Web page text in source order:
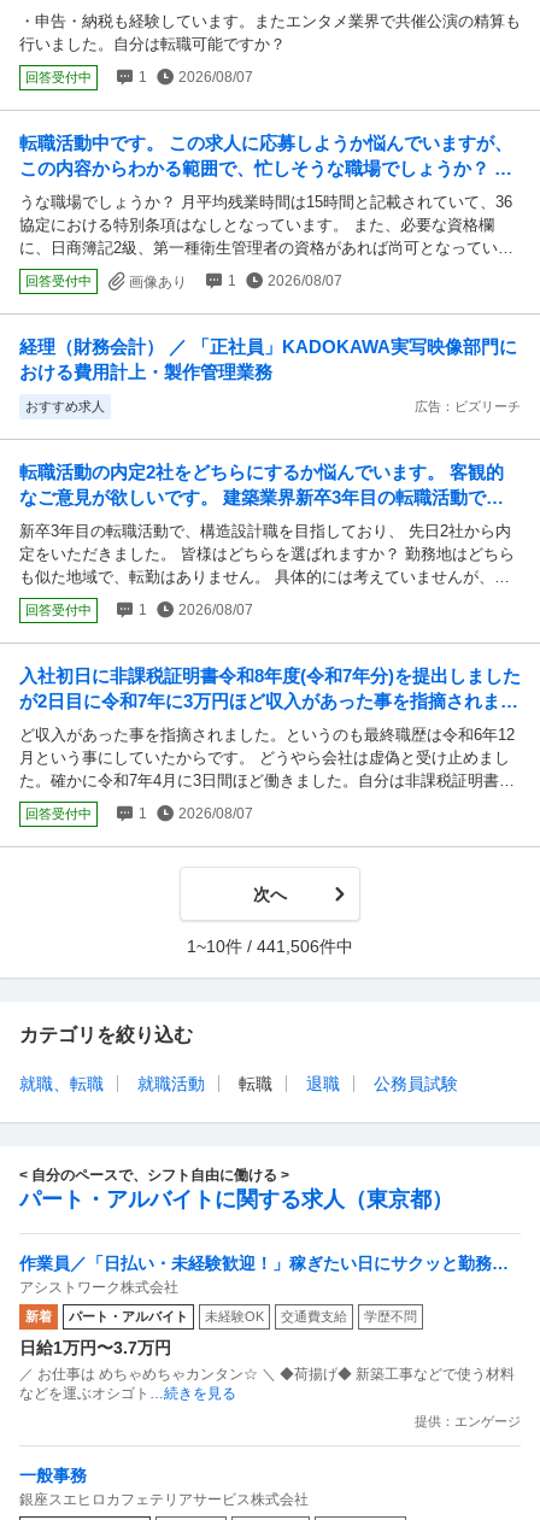
す。またエンタメ業界で共催公演の精算も行...
・申告・納税も経験しています。またエンタメ業界で共催公演の精算も
行いました。自分は転職可能ですか？
回答受付中 1 2026/08/07
転職活動中です。 この求人に応募しようか悩んでいますが、
この内容からわかる範囲で、忙しそうな職場でしょうか？ 月
平均残業時間は15時間と記載されていて、3...
うな職場でしょうか？ 月平均残業時間は15時間と記載されていて、36
協定における特別条項はなしとなっています。 また、必要な資格欄
に、日商簿記2級、第一種衛生管理者の資格があれば尚可となってい
て、私はどちらも持っていません。 あまり忙しすぎる職場は避けたい
のですが、この求人はどうでしょうか？ また、資格はあれば尚可とな
っていますが、持っていないと受かる可能性はないでしょうか？
回答受付中 画像あり 1 2026/08/07
経理（財務会計） ／ 「正社員」KADOKAWA実写映像部門に
おける費用計上・製作管理業務
おすすめ求人 広告：ビズリーチ
転職活動の内定2社をどちらにするか悩んでいます。 客観的
なご意見が欲しいです。 建築業界新卒3年目の転職活動で、
構造設計職を目指しており、 先日2社から...
新卒3年目の転職活動で、構造設計職を目指しており、 先日2社から内
定をいただきました。 皆様はどちらを選ばれますか？ 勤務地はどちら
も似た地域で、転勤はありません。 具体的には考えていませんが、ど
ちらを選んでもいつかは転職（または独立など）するだろうと思ってい
ます。 私の転職の軸としては ・教育体制が整っているところ（前職で
の裁量が少なすぎて成長できなかったため） ・面白い建築に携わって
幅広い知識を身に付けたい／やりがいを感じたい ・精神衛生上きちん
とお給料が欲しい（前職では月11~13万だったため） ーー ①小さめの
組織設計事務所 ・意匠／構造／設備の３部門あり、自社で横断的に設
計 ・給与は月33万前後、年収400万ほど ・社員数が50人近くいて、歳
の近い人も多い ・将来的なステップアップが整っている（5年後・10年
後など） ・他の部門に移籍（？）することもできる 懸念点 ・社長や社
員さんとの面接の雰囲気が少し怖かった ・これまで会社らしい会社に
属したことがなく、大人数と関わるのが少し心配 ・後輩の指導教育や
リーダーをすることもありそうで、苦手なため心配 ・固定残業が40時
間近いのが気になる ②小さい構造設計事務所 ・社長と社員さん１.２人
と学生アルバイト ・給与は月25万、年収350万円（数日後の面談で具体
的にご相談予定） ・意匠設計事務所との協働が多くデザイン的に面白
い建築に携われる ・小さい会社のため裁量が大きくいろいろと任せて
ちらも、一通りの知識を身につけるのにかかる期間は同じくらい（3年
計事務所にいたことがきっかけなこと、これまでいた環境に近いことを
ると思っておらず、前向きなご連絡もしています。 また、大学の教授
り、少し大変そうだが色々な経験ができそうだと思っています。 一方
で、①の会社から思いがけず内定をいただき、雇用条件もご提示いただ
が良いです。 拙くまとまりのない文章ですが、アドバイスいただけま
すと幸いです。 他職種の方からのご意見も歓迎です。 よろしくお願い
いたします。
回答受付中 1 2026/08/07
入社初日に非課税証明書令和8年度(令和7年分)を提出しました
が2日目に令和7年に3万円ほど収入があった事を指摘されまし
た。というのも最終職歴は令和6年12...
ど収入があった事を指摘されました。というのも最終職歴は令和6年12
月という事にしていたからです。 どうやら会社は虚偽と受け止めまし
た。確かに令和7年4月に3日間ほど働きました。自分は非課税証明書の
意味を知らず躊躇いもなく提出しました。これまで数社転職しています
が非課税証明書を求められたのは初めてです。結局3日目から休むよう
に指示されました。判定をする時間を設けるためだと思います。本日5
日目に自ら退職しました。ある程度 察しはついていました。会社も ま
あ引き留めはしません。と一言だけ言いました。全て自分の責任です。
今後 非課税証明書の提出を求められるか否か心配です。それとも3日間
でもしっかり履歴書に記載しなければならないでしょうか？
回答受付中 1 2026/08/07
次へ
1~10件 / 441,506件中
カテゴリを絞り込む
就職、転職 就職活動 転職 退職 公務員試験
< 自分のペースで、シフト自由に働ける >
パート・アルバイトに関する求人（東京都）
作業員／「日払い・未経験歓迎！」稼ぎたい日にサクッと勤務！
単発・週1日～自由シフトの軽作業
アシストワーク株式会社
新着 パート・アルバイト 未経験OK 交通費支給 学歴不問
日給1万円〜3.7万円
／ お仕事は めちゃめちゃカンタン☆ ＼ ◆荷揚げ◆ 新築工事などで使う材料
などを運ぶオシゴト …続きを見る
提供：エンゲージ
一般事務
銀座スエヒロカフェテリアサービス株式会社